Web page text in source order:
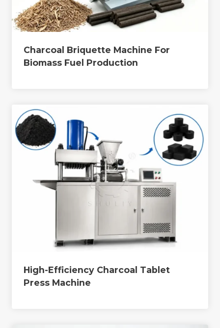
Charcoal Briquette Machine For
Biomass Fuel Production
High-Efficiency Charcoal Tablet
Press Machine